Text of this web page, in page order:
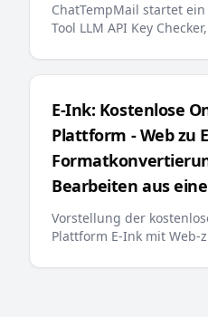
ChatTempMail startet
Tool LLM API Key
Plattformen, Guthaben-
eine effiziente API-
Lösung bietet
E-Ink: Kostenlose
Plattform - Web zu
Bearbeiten aus
Vorstellung der
Plattform E-Ink mit Web-
Book-Readern und